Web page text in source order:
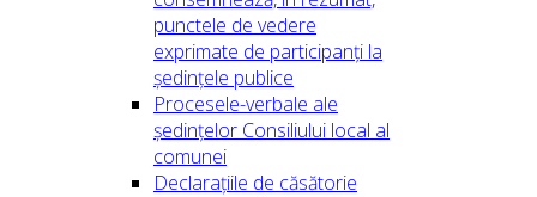
punctele de vedere
exprimate de participanți la
ședințele publice
Procesele-verbale ale
ședințelor Consiliului local al
comunei
Declarațiile de căsătorie